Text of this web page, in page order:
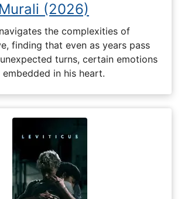
(2026)
the complexities of
finding that even as years pass
turns, certain emotions
in his heart.